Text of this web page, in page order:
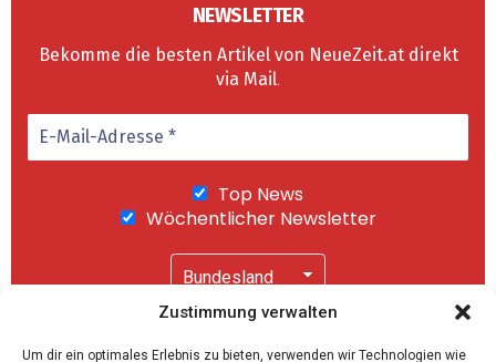
Zustimmung verwalten
Um dir ein optimales Erlebnis zu bieten, verwenden wir Technologien wie
NEWSLETTER
Bekomme die besten Artikel von NeueZeit.at direkt
via Mail.
Top News
Wöchentlicher Newsletter